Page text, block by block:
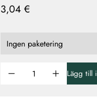
3,04 €
Lägg till